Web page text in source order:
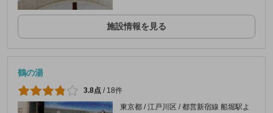
施設情報を見る
鶴の湯
3.8点 / 18件
東京都 / 江戸川区 / 都営新宿線 船堀駅よ